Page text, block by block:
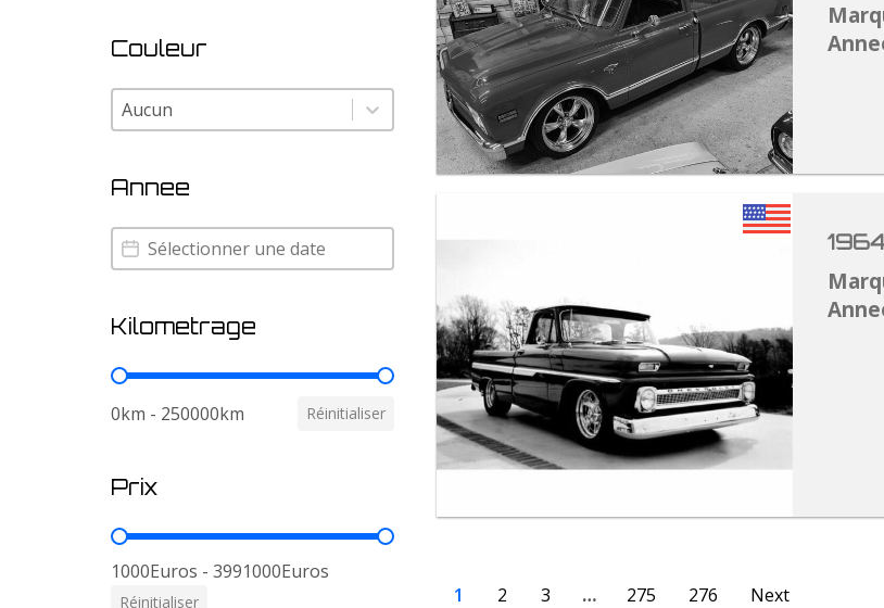
Couleur
Couleur
Couleur
Annee
Annee
Annee
Kilometrage
Kilometrage
0km - 250000km Réinitialiser
Prix
Prix
1000Euros - 3991000Euros
Réinitialiser 1 2 3 … 275 276 Next